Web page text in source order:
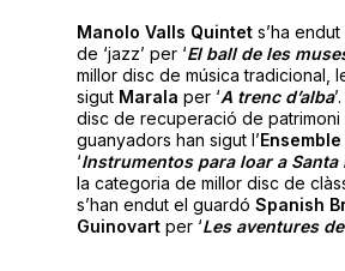
Manolo Valls Quintets’ha endut
de ‘jazz’ per ‘El ball de les
millor disc de música tradicional,
sigut Marala per ‘A trenc d’alba
disc de recuperació de patrimoni
guanyadors han sigut l’
‘Instrumentos para loar a Santa
la categoria de millor disc de
s’han endut el guardó Spanish
Guinovartper ‘Les aventures